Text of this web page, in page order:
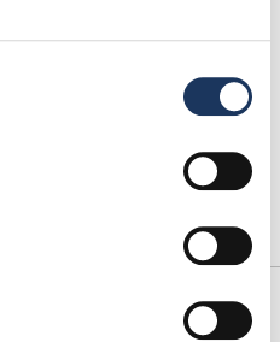
Netzwerk-Partner